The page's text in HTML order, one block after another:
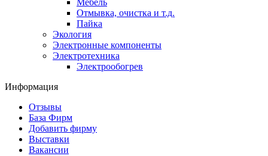
Мебель
Отмывка, очистка и т.д.
Пайка
Экология
Электронные компоненты
Электротехника
Электрообогрев
Информация
Отзывы
База Фирм
Добавить фирму
Выставки
Вакансии